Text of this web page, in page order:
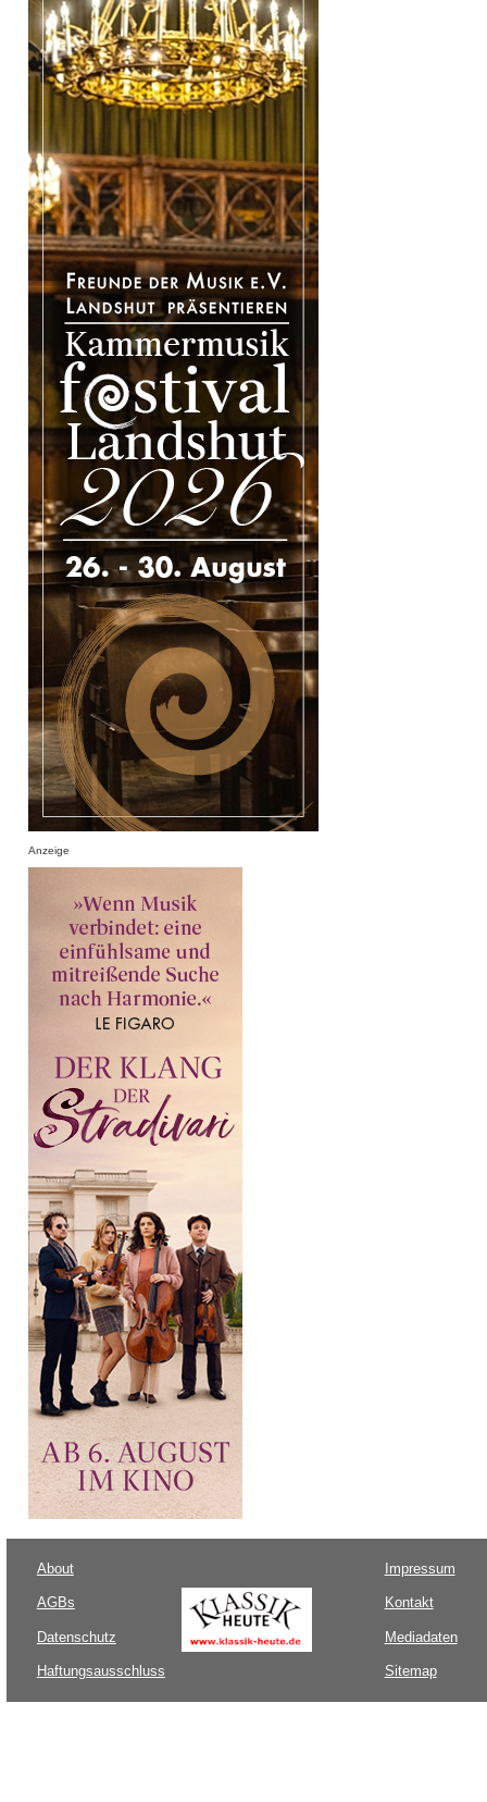
Anzeige
About
AGBs
Datenschutz
Haftungsausschluss
Impressum
Kontakt
Mediadaten
Sitemap